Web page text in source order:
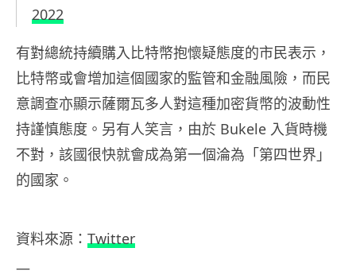
2022
有對總統持續購入比特幣抱懷疑態度的市民表示，
比特幣或會增加這個國家的監管和金融風險，而民
意調查亦顯示薩爾瓦多人對這種加密貨幣的波動性
持謹慎態度。另有人笑言，由於 Bukele 入貨時機
不對，該國很快就會成為第一個淪為「第四世界」
的國家。
資料來源： Twitter
—